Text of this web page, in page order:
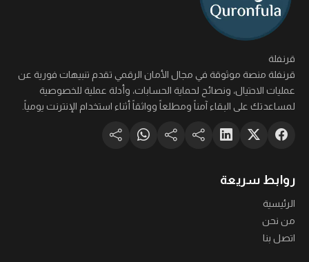
قرنفلة
قرنفلة منصة موثوقة في مجال الأمان الرقمي تقدم تنبيهات فورية عن
عمليات الاحتيال، ونصائح لحماية الحسابات، وأدلة عملية للخصوصية
لمساعدتك على البقاء آمناً ومطلعاً وواثقاً أثناء استخدام الإنترنت يومياً.
روابط سريعة
الرئيسية
من نحن
اتصل بنا